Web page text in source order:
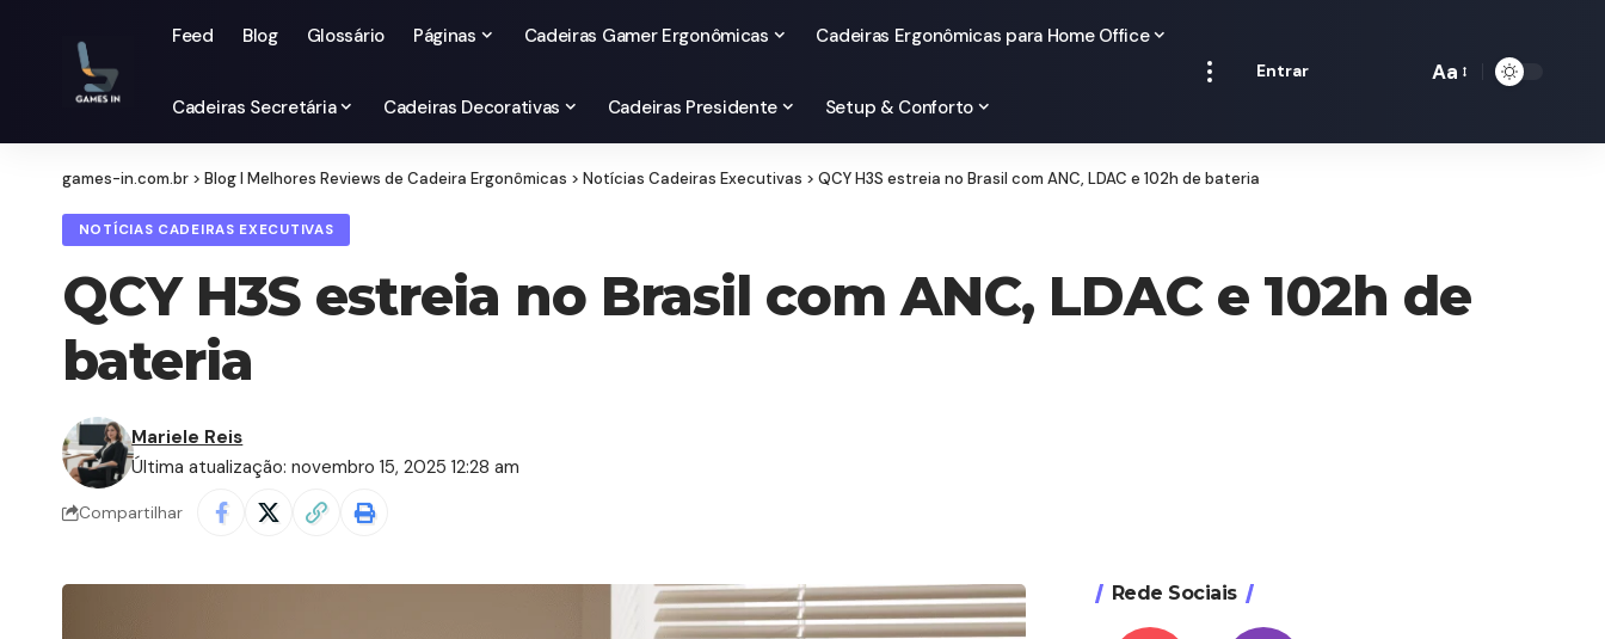
Feed Blog Glossário Páginas Cadeiras Gamer Ergonômicas Cadeiras Ergonômicas para Home Office
Cadeiras Secretária Cadeiras Decorativas Cadeiras Presidente Setup & Conforto
Entrar Aa
games-in.com.br > Blog I Melhores Reviews de Cadeira Ergonômicas > Notícias Cadeiras Executivas > QCY H3S estreia no Brasil com ANC, LDAC e 102h de bateria
NOTÍCIAS CADEIRAS EXECUTIVAS
QCY H3S estreia no Brasil com ANC, LDAC e 102h de
bateria
Última atualização: novembro 15, 2025 12:28 am
Mariele Reis
Compartilhar
Rede Sociais